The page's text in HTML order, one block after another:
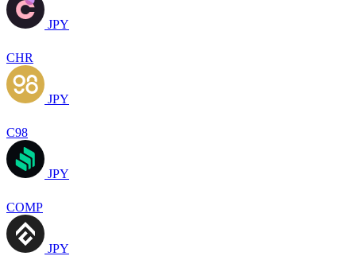
JPY
CHR
JPY
C98
JPY
COMP
JPY